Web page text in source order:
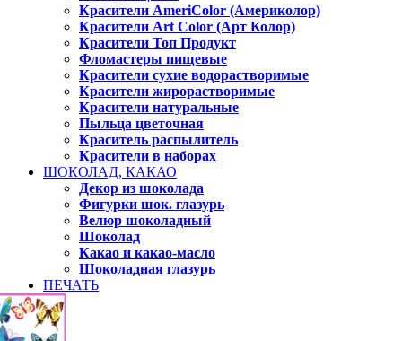
Красители AmeriColor (Америколор)
Красители Art Color (Арт Колор)
Красители Топ Продукт
Фломастеры пищевые
Красители сухие водорастворимые
Красители жирорастворимые
Красители натуральные
Пыльца цветочная
Краситель распылитель
Красители в наборах
ШОКОЛАД, КАКАО
Декор из шоколада
Фигурки шок. глазурь
Велюр шоколадный
Шоколад
Какао и какао-масло
Шоколадная глазурь
ПЕЧАТЬ